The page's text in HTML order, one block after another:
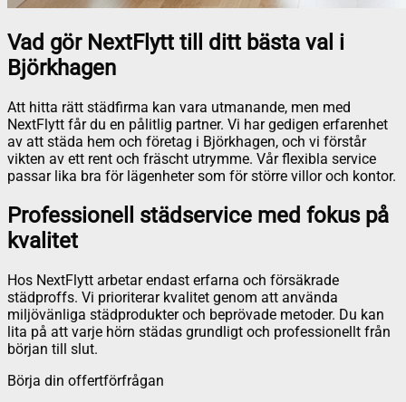
Vad gör NextFlytt till ditt bästa val i
Björkhagen
Att hitta rätt städfirma kan vara utmanande, men med
NextFlytt får du en pålitlig partner. Vi har gedigen erfarenhet
av att städa hem och företag i Björkhagen, och vi förstår
vikten av ett rent och fräscht utrymme. Vår flexibla service
passar lika bra för lägenheter som för större villor och kontor.
Professionell städservice med fokus på
kvalitet
Hos NextFlytt arbetar endast erfarna och försäkrade
städproffs. Vi prioriterar kvalitet genom att använda
miljövänliga städprodukter och beprövade metoder. Du kan
lita på att varje hörn städas grundligt och professionellt från
början till slut.
Börja din offertförfrågan